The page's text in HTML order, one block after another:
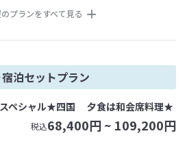
プランをすべて見る
泊セットプラン
ペシャル★四国 夕食は和会席料理★
税込68,400円 ~ 109,200円